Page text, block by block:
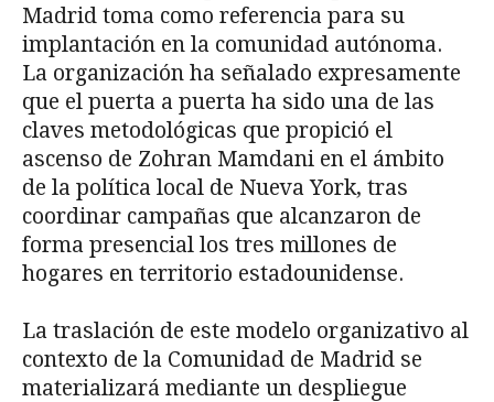
Madrid toma como referencia para su
implantación en la comunidad autónoma.
La organización ha señalado expresamente
que el puerta a puerta ha sido una de las
claves metodológicas que propició el
ascenso de Zohran Mamdani en el ámbito
de la política local de Nueva York, tras
coordinar campañas que alcanzaron de
forma presencial los tres millones de
hogares en territorio estadounidense.
La traslación de este modelo organizativo al
contexto de la Comunidad de Madrid se
materializará mediante un despliegue